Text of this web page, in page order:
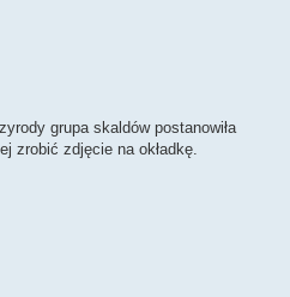
grupa skaldów postanowiła
zrobić zdjęcie na okładkę.